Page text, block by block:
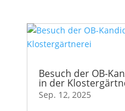
Besuch der OB-
in der
Sep. 12, 2025